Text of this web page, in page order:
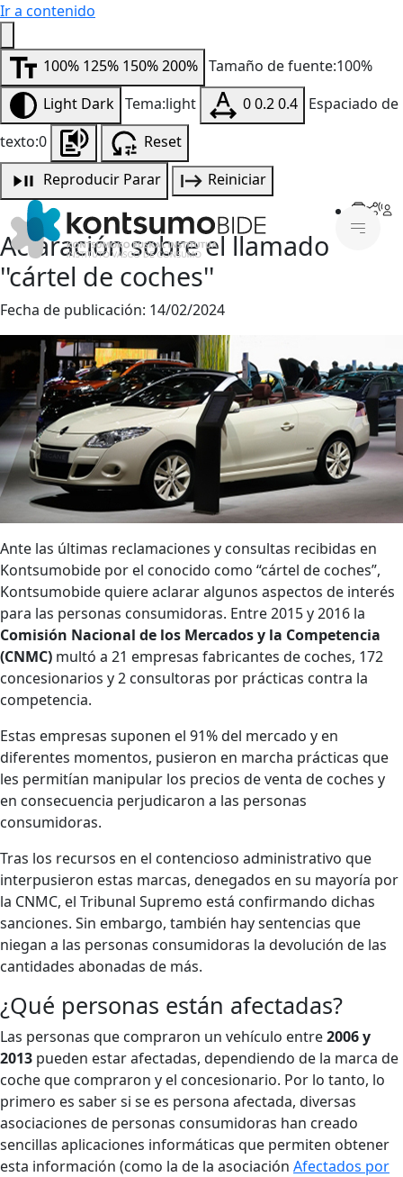
Ir a contenido
100% 125% 150%200% Tamaño de fuente:100%
Light Dark Tema:light 00.20.4 Espaciado de
texto:0
Reset
Reproducir Parar Reiniciar
Aclaración sobre el llamado
''cártel de coches''
Fecha de publicación: 14/02/2024
Ante las últimas reclamaciones y consultas recibidas en
Kontsumobide por el conocido como “cártel de coches”,
Kontsumobide quiere aclarar algunos aspectos de interés
para las personas consumidoras. Entre 2015 y 2016 la
Comisión Nacional de los Mercados y la Competencia
(CNMC) multó a 21 empresas fabricantes de coches, 172
concesionarios y 2 consultoras por prácticas contra la
competencia.
Estas empresas suponen el 91% del mercado y en
diferentes momentos, pusieron en marcha prácticas que
les permitían manipular los precios de venta de coches y
en consecuencia perjudicaron a las personas
consumidoras.
Tras los recursos en el contencioso administrativo que
interpusieron estas marcas, denegados en su mayoría por
la CNMC, el Tribunal Supremo está confirmando dichas
sanciones. Sin embargo, también hay sentencias que
niegan a las personas consumidoras la devolución de las
cantidades abonadas de más.
¿Qué personas están afectadas?
Las personas que compraron un vehículo entre2006 y
2013 pueden estar afectadas, dependiendo de la marca de
coche que compraron y el concesionario. Por lo tanto, lo
primero es saber si se es persona afectada, diversas
asociaciones de personas consumidoras han creado
sencillas aplicaciones informáticas que permiten obtener
esta información (como la de la asociación Afectados por